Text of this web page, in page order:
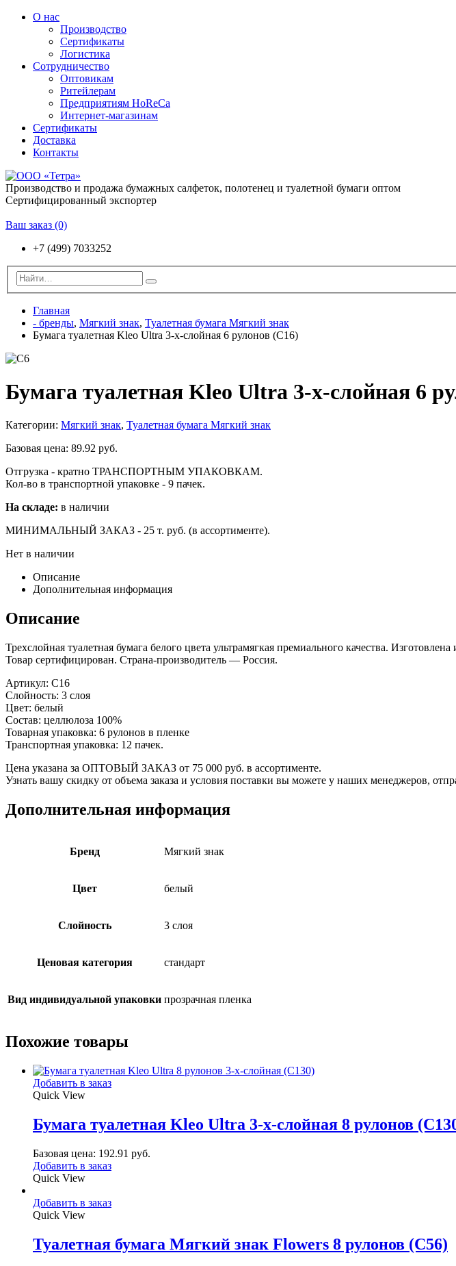
О нас
Производство
Сертификаты
Логистика
Сотрудничество
Оптовикам
Ритейлерам
Предприятиям HoReCa
Интернет-магазинам
Сертификаты
Доставка
Контакты
Производство и продажа бумажных салфеток, полотенец и туалетной бумаги оптом
Сертифицированный экспортер
Ваш заказ (0)
+7 (499) 7033252
Главная
- бренды, Мягкий знак, Туалетная бумага Мягкий знак
Бумага туалетная Kleo Ultra 3-х-слойная 6 рулонов (С16)
Бумага туалетная Kleo Ultra 3-х-слойная 6
Категории: Мягкий знак, Туалетная бумага Мягкий знак
Базовая цена: 89.92 руб.
Отгрузка - кратно ТРАНСПОРТНЫМ УПАКОВКАМ.
Кол-во в транспортной упаковке - 9 пачек.
На складе: в наличии
МИНИМАЛЬНЫЙ ЗАКАЗ - 25 т. руб. (в ассортименте).
Нет в наличии
Описание
Дополнительная информация
Описание
Трехслойная туалетная бумага белого цвета ультрамягкая премиального качества.
Товар сертифицирован. Страна-производитель — Россия.
Артикул: С16
Слойность: 3 слоя
Цвет: белый
Состав: целлюлоза 100%
Товарная упаковка: 6 рулонов в пленке
Транспортная упаковка: 12 пачек.
Цена указана за ОПТОВЫЙ ЗАКАЗ от 75 000 руб. в ассортименте.
Узнать вашу скидку от объема заказа и условия поставки вы можете у наших менеджеров,
Дополнительная информация
Бренд Мягкий знак
Цвет белый
Слойность 3 слоя
Ценовая категория стандарт
Вид индивидуальной упаковки прозрачная пленка
Похожие товары
Добавить в заказ
Quick View
Бумага туалетная Kleo Ultra 3-х-слойная 8 рулонов
Базовая цена: 192.91 руб.
Добавить в заказ
Quick View
Добавить в заказ
Quick View
Туалетная бумага Мягкий знак Flowers 8 рулонов (С56)